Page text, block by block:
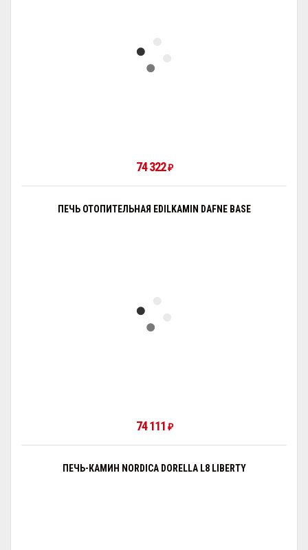
74 322₽
ПЕЧЬ ОТОПИТЕЛЬНАЯ EDILKAMIN DAFNE BASE
74 111 ₽
ПЕЧЬ-КАМИН NORDICA DORELLA L8 LIBERTY